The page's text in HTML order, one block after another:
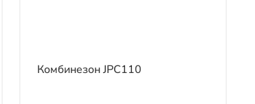
Комбинезон JPC110